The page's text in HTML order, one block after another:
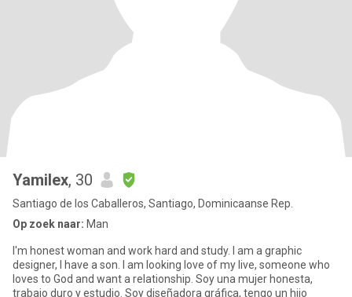
Yamilex, 30
Santiago de los Caballeros, Santiago, Dominicaanse Rep.
Op zoek naar: Man
I'm honest woman and work hard and study. I am a graphic
designer, I have a son. I am looking love of my live, someone who
loves to God and want a relationship. Soy una mujer honesta,
trabajo duro y estudio. Soy diseñadora gráfica, tengo un hijo